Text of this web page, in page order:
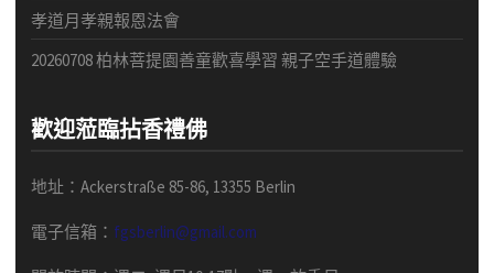
孝道月孝親報恩法會
20260708 柏林菩提園善童歡喜學習 親子空手道體驗
歡迎蒞臨拈香禮佛
地址：Ackerstraße 85-86, 13355 Berlin
電子信箱： fgsberlin@gmail.com